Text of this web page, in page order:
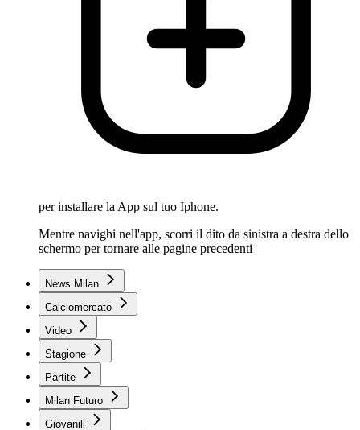
per installare la App sul tuo Iphone.
Mentre navighi nell'app, scorri il dito da sinistra a destra dello
schermo per tornare alle pagine precedenti
News Milan
Calciomercato
Video
Stagione
Partite
Milan Futuro
Giovanili